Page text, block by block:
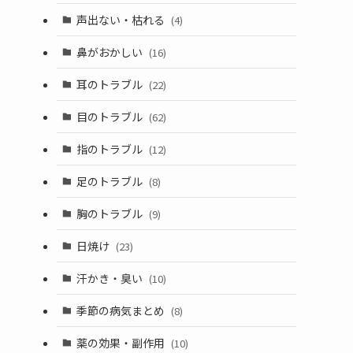
声出ない・枯れる (4)
鼻がおかしい (16)
耳のトラブル (22)
目のトラブル (62)
指のトラブル (12)
足のトラブル (8)
胸のトラブル (9)
日焼け (23)
汗かき・臭い (10)
季節の病気まとめ (8)
薬の効果・副作用 (10)